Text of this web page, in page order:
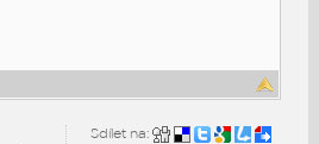
Sdílet na: